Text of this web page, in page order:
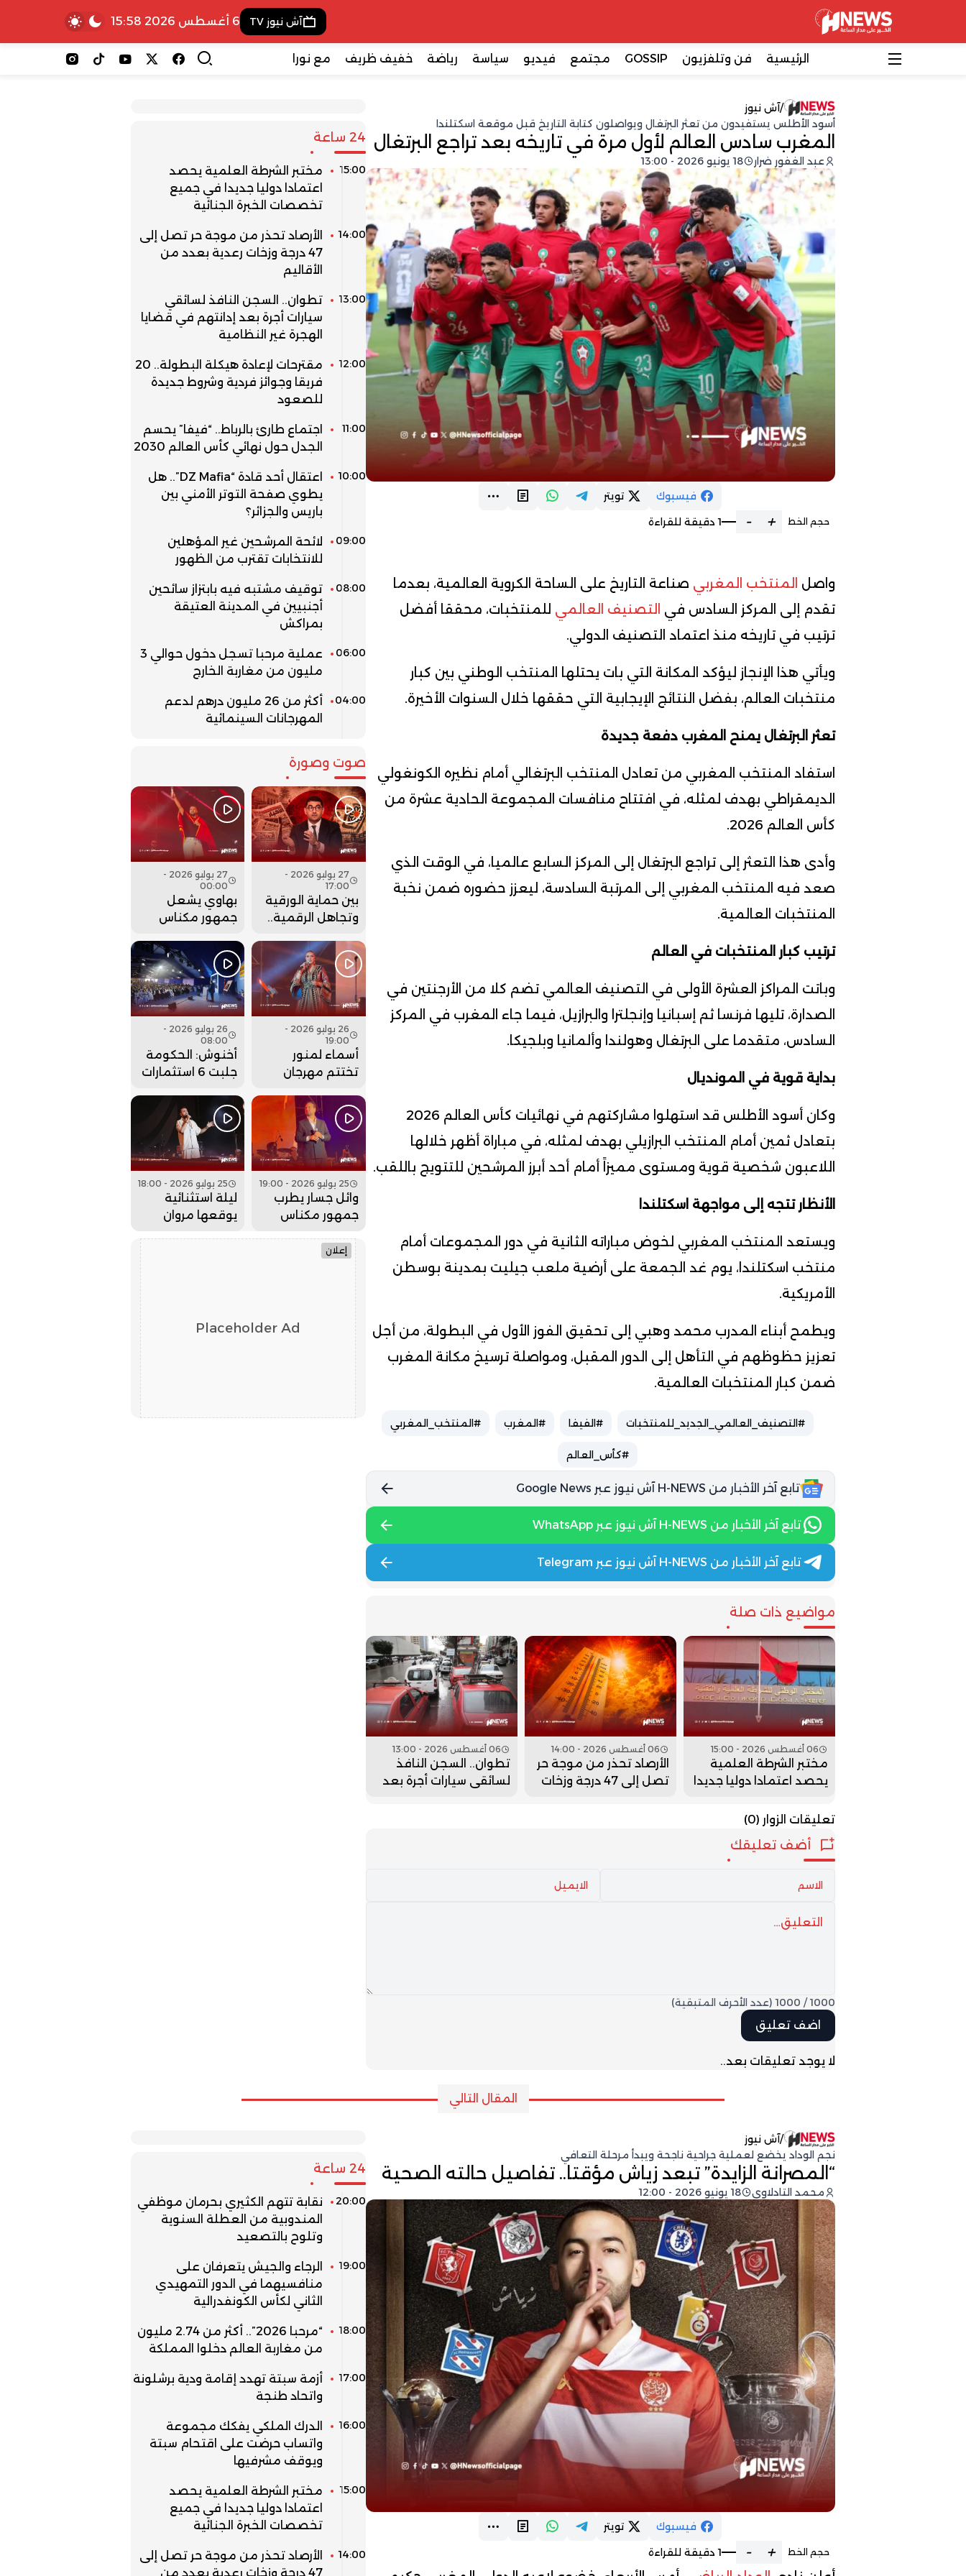
آش نيوز TV 6 أغسطس 2026 15:58
الرئيسية فن وتلفزيون GOSSIP مجتمع فيديو سياسة رياضة خفيف ظريف مع نورا
/آش نيوز
أسود الأطلس يستفيدون من تعثر البرتغال ويواصلون كتابة التاريخ قبل موقعة اسكتلندا
المغرب سادس العالم لأول مرة في تاريخه بعد تراجع البرتغال
عبد الغفور ضرار 18 يونيو 2026 - 13:00
فيسبوك تويتر
حجم الخط +
- 1 دقيقة للقراءة
واصل المنتخب المغربي صناعة التاريخ على الساحة الكروية العالمية، بعدما
تقدم إلى المركز السادس في التصنيف العالمي للمنتخبات، محققا أفضل
ترتيب في تاريخه منذ اعتماد التصنيف الدولي.
ويأتي هذا الإنجاز ليؤكد المكانة التي بات يحتلها المنتخب الوطني بين كبار
منتخبات العالم، بفضل النتائج الإيجابية التي حققها خلال السنوات الأخيرة.
تعثر البرتغال يمنح المغرب دفعة جديدة
استفاد المنتخب المغربي من تعادل المنتخب البرتغالي أمام نظيره الكونغولي
الديمقراطي بهدف لمثله، في افتتاح منافسات المجموعة الحادية عشرة من
كأس العالم 2026.
وأدى هذا التعثر إلى تراجع البرتغال إلى المركز السابع عالميا، في الوقت الذي
صعد فيه المنتخب المغربي إلى المرتبة السادسة، ليعزز حضوره ضمن نخبة
المنتخبات العالمية.
ترتيب كبار المنتخبات في العالم
وباتت المراكز العشرة الأولى في التصنيف العالمي تضم كلا من الأرجنتين في
الصدارة، تليها فرنسا ثم إسبانيا وإنجلترا والبرازيل، فيما جاء المغرب في المركز
السادس، متقدما على البرتغال وهولندا وألمانيا وبلجيكا.
بداية قوية في المونديال
وكان أسود الأطلس قد استهلوا مشاركتهم في نهائيات كأس العالم 2026
بتعادل ثمين أمام المنتخب البرازيلي بهدف لمثله، في مباراة أظهر خلالها
اللاعبون شخصية قوية ومستوى مميزاً أمام أحد أبرز المرشحين للتتويج باللقب.
الأنظار تتجه إلى مواجهة اسكتلندا
ويستعد المنتخب المغربي لخوض مباراته الثانية في دور المجموعات أمام
منتخب اسكتلندا، يوم غد الجمعة على أرضية ملعب جيليت بمدينة بوسطن
الأمريكية.
ويطمح أبناء المدرب محمد وهبي إلى تحقيق الفوز الأول في البطولة، من أجل
تعزيز حظوظهم في التأهل إلى الدور المقبل، ومواصلة ترسيخ مكانة المغرب
ضمن كبار المنتخبات العالمية.
#التصنيف_العالمي_الجديد_للمنتخبات #الفيفا #المغرب #المنتخب_المغربي
#كأس_العالم
تابع آخر الأخبار من H-NEWS آش نيوز عبر Google News
تابع آخر الأخبار من H-NEWS آش نيوز عبر WhatsApp
تابع آخر الأخبار من H-NEWS آش نيوز عبر Telegram
مواضيع ذات صلة
06 أغسطس 2026 - 15:00
مختبر الشرطة العلمية
يحصد اعتمادا دوليا جديدا
الخبرة الجنائية
06 أغسطس 2026 - 14:00
الأرصاد تحذر من موجة حر
تصل إلى 47 درجة وزخات
06 أغسطس 2026 - 13:00
تطوان.. السجن النافذ
لسائقي سيارات أجرة بعد
تعليقات الزوار (0)
أضف تعليقك
1000
/
1000 (عدد الأحرف المتبقية)
لا يوجد تعليقات بعد..
24 ساعة
15:00
مختبر الشرطة العلمية يحصد
اعتمادا دوليا جديدا في جميع
تخصصات الخبرة الجنائية
14:00
الأرصاد تحذر من موجة حر تصل إلى
47 درجة وزخات رعدية بعدد من
الأقاليم
13:00
تطوان.. السجن النافذ لسائقي
سيارات أجرة بعد إدانتهم في قضايا
الهجرة غير النظامية
12:00
مقترحات لإعادة هيكلة البطولة.. 20
فريقا وجوائز فردية وشروط جديدة
للصعود
11:00
اجتماع طارئ بالرباط.. “فيفا” يحسم
الجدل حول نهائي كأس العالم 2030
10:00
اعتقال أحد قادة “DZ Mafia”.. هل
يطوي صفحة التوتر الأمني بين
باريس والجزائر؟
09:00
لائحة المرشحين غير المؤهلين
للانتخابات تقترب من الظهور
08:00
توقيف مشتبه فيه بابتزاز سائحين
أجنبيين في المدينة العتيقة
بمراكش
06:00
عملية مرحبا تسجل دخول حوالي 3
مليون من مغاربة الخارج
04:00
أكثر من 26 مليون درهم لدعم
المهرجانات السينمائية
صوت وصورة
27 يوليو 2026 -
17:00
بين حماية الورقية
وتجاهل الرقمية..
بنسعيد عقارب
الساعة إلى الوراء؟
27 يوليو 2026 -
00:00
بهاوي يشعل
جمهور مكناس
عيساوة.. فيديو
26 يوليو 2026 -
19:00
أسماء لمنور
تختتم مهرجان
جماهيري كبير..
فيديو
26 يوليو 2026 -
08:00
أخنوش: الحكومة
جلبت 6 استثمارات
وادي الذهب
25 يوليو 2026 - 19:00
وائل جسار يطرب
جمهور مكناس
فيديو
25 يوليو 2026 - 18:00
ليلة استثنائية
يوقعها مروان
إعلان
Placeholder Ad
المقال التالي
/آش نيوز
نجم الوداد يخضع لعملية جراحية ناجحة ويبدأ مرحلة التعافي
“المصرانة الزايدة” تبعد زياش مؤقتا.. تفاصيل حالته الصحية
محمد التادلاوي 18 يونيو 2026 - 12:00
فيسبوك تويتر
حجم الخط +
- 1 دقيقة للقراءة
24 ساعة
20:00
نقابة تتهم الكثيري بحرمان موظفي
المندوبية من العطلة السنوية
وتلوح بالتصعيد
19:00
الرجاء والجيش يتعرفان على
منافسيهما في الدور التمهيدي
الثاني لكأس الكونفدرالية
18:00
“مرحبا 2026”.. أكثر من 2.74 مليون
من مغاربة العالم دخلوا المملكة
17:00
أزمة سبتة تهدد إقامة ودية برشلونة
واتحاد طنجة
16:00
الدرك الملكي يفكك مجموعة
واتساب حرضت على اقتحام سبتة
ويوقف مشرفيها
15:00
مختبر الشرطة العلمية يحصد
اعتمادا دوليا جديدا في جميع
تخصصات الخبرة الجنائية
14:00
الأرصاد تحذر من موجة حر تصل إلى
47 درجة وزخات رعدية بعدد من